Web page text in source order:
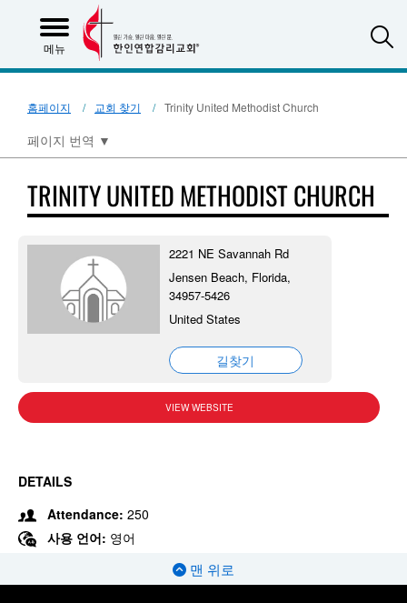
메뉴
홈페이지 교회 찾기 Trinity United Methodist Church
페이지 번역 ▼
TRINITY UNITED METHODIST CHURCH
2221 NE Savannah Rd
Jensen Beach, Florida,
34957-5426
United States
길찾기
VIEW WEBSITE
DETAILS
Attendance: 250
사용 언어: 영어
맨 위로